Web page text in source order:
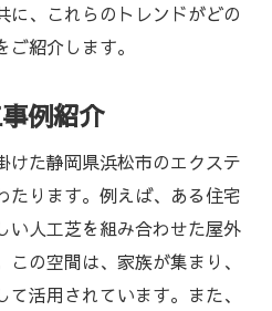
に、これらのトレンドがどの
紹介します。
例紹介
けた静岡県浜松市のエクステ
たります。例えば、ある住宅
い人工芝を組み合わせた屋外
の空間は、家族が集まり、
活用されています。また、